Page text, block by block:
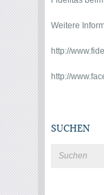
Weitere
http://
http://
SUCHEN